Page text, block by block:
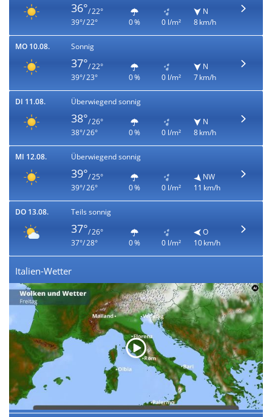
36°/ 22°
39°/ 22°
0 % 0 l/m²
N
8 km/h
MO 10.08. Sonnig
37°/ 22°
39°/ 23°
0 % 0 l/m²
N
7 km/h
DI 11.08. Überwiegend sonnig
38°/ 26°
38°/ 26°
0 % 0 l/m²
N
8 km/h
MI 12.08. Überwiegend sonnig
39°/ 25°
39°/ 26°
0 % 0 l/m²
NW
11 km/h
DO 13.08. Teils sonnig
37°/ 26°
37°/ 28°
0 % 0 l/m²
O
10 km/h
Italien-Wetter